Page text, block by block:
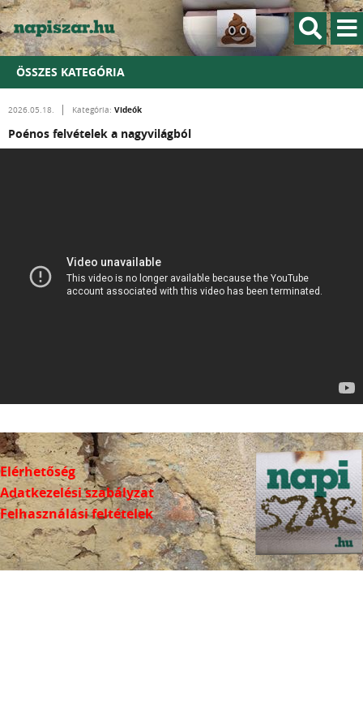
ÖSSZES KATEGÓRIA
2026.05.18. Kategória: Videók
Poénos felvételek a nagyvilágból
Elérhetőség
Adatkezelési szabályzat
Felhasználási feltételek